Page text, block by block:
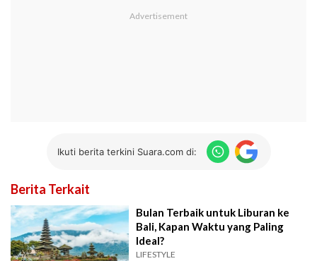
Ikuti berita terkini Suara.com di:
Berita Terkait
Bulan Terbaik untuk Liburan ke
Bali, Kapan Waktu yang Paling
Ideal?
LIFESTYLE